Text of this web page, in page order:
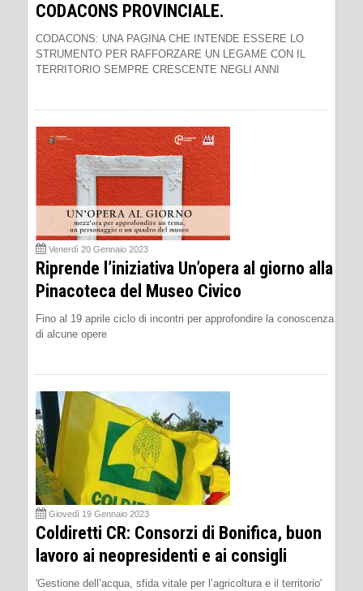
CODACONS PROVINCIALE.
CODACONS: UNA PAGINA CHE INTENDE ESSERE LO
STRUMENTO PER RAFFORZARE UN LEGAME CON IL
TERRITORIO SEMPRE CRESCENTE NEGLI ANNI
Venerdì 20 Gennaio 2023
Riprende l’iniziativa Un’opera al giorno alla
Pinacoteca del Museo Civico
Fino al 19 aprile ciclo di incontri per approfondire la conoscenza
di alcune opere
Giovedì 19 Gennaio 2023
Coldiretti CR: Consorzi di Bonifica, buon
lavoro ai neopresidenti e ai consigli
'Gestione dell’acqua, sfida vitale per l’agricoltura e il territorio'